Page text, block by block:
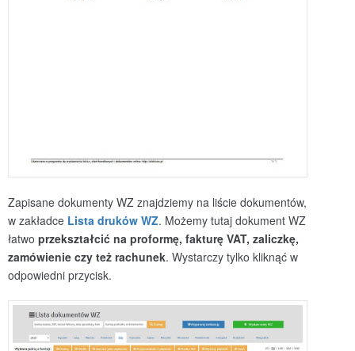
Zapisane dokumenty WZ znajdziemy na liście dokumentów,
w zakładce Lista druków WZ. Możemy tutaj dokument WZ
łatwo przekształcić na proformę, fakturę VAT, zaliczkę,
zamówienie czy też rachunek. Wystarczy tylko kliknąć w
odpowiedni przycisk.